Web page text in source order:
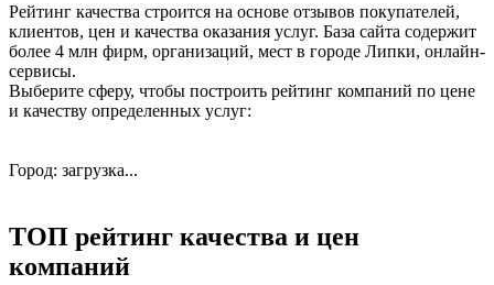
Рейтинг качества строится на основе отзывов покупателей,
клиентов, цен и качества оказания услуг. База сайта содержит
более 4 млн фирм, организаций, мест в городе Липки, онлайн-
сервисы.
Выберите сферу, чтобы построить рейтинг компаний по цене
и качеству определенных услуг:
Город: загрузка...
ТОП рейтинг качества и цен
компаний